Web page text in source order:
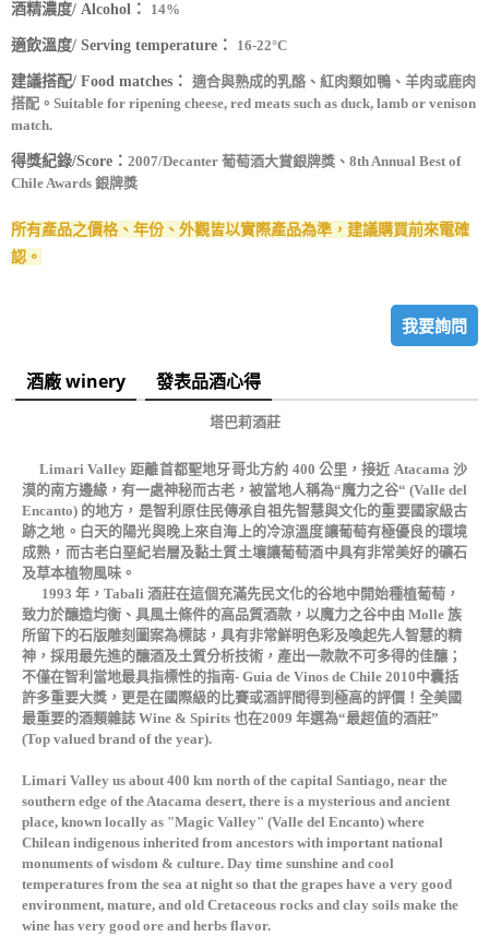
酒精濃度/ Alcohol： 14%
適飲溫度/ Serving temperature： 16-22°C
建議搭配/ Food matches： 適合與熟成的乳酪、紅肉類如鴨、羊肉或鹿肉
搭配。 Suitable for ripening cheese, red meats such as duck, lamb or venison
match.
得獎紀錄/Score： 2007/Decanter 葡萄酒大賞銀牌獎、8th Annual Best of
Chile Awards 銀牌獎
所有產品之價格、年份、外觀皆以實際產品為準，建議購買前來電確
認。
我要詢問
酒廠 winery 發表品酒心得
塔巴莉酒莊
Limari Valley 距離首都聖地牙哥北方約 400 公里，接近 Atacama 沙
漠的南方邊緣，有一處神秘而古老，被當地人稱為“魔力之谷“ (Valle del
Encanto) 的地方，是智利原住民傳承自祖先智慧與文化的重要國家級古
跡之地。白天的陽光與晚上來自海上的冷涼溫度讓葡萄有極優良的環境
成熟，而古老白堊紀岩層及黏土質土壤讓葡萄酒中具有非常美好的礦石
及草本植物風味。
1993 年，Tabali 酒莊在這個充滿先民文化的谷地中開始種植葡萄，
致力於釀造均衡、具風土條件的高品質酒款，以魔力之谷中由 Molle 族
所留下的石版雕刻圖案為標誌，具有非常鮮明色彩及喚起先人智慧的精
神，採用最先進的釀酒及土質分析技術，產出一款款不可多得的佳釀；
不僅在智利當地最具指標性的指南- Guia de Vinos de Chile 2010中囊括
許多重要大獎，更是在國際級的比賽或酒評間得到極高的評價！全美國
最重要的酒類雜誌 Wine & Spirits 也在2009 年選為“最超值的酒莊”
(Top valued brand of the year).
Limari Valley us about 400 km north of the capital Santiago, near the
southern edge of the Atacama desert, there is a mysterious and ancient
place, known locally as "Magic Valley" (Valle del Encanto) where
Chilean indigenous inherited from ancestors with important national
monuments of wisdom & culture. Day time sunshine and cool
temperatures from the sea at night so that the grapes have a very good
environment, mature, and old Cretaceous rocks and clay soils make the
wine has very good ore and herbs flavor.